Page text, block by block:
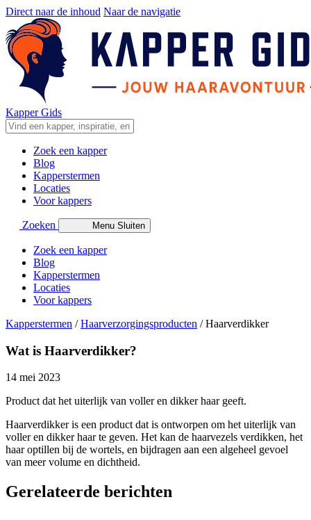
Direct naar de inhoud Naar de navigatie
Kapper Gids
Zoek een kapper
Blog
Kapperstermen
Locaties
Voor kappers
Zoeken Menu Sluiten
Zoek een kapper
Blog
Kapperstermen
Locaties
Voor kappers
Kapperstermen /Haarverzorgingsproducten /Haarverdikker
Wat is Haarverdikker?
14 mei 2023
Product dat het uiterlijk van voller en dikker haar geeft.
Haarverdikker is een product dat is ontworpen om het uiterlijk van
voller en dikker haar te geven. Het kan de haarvezels verdikken, het
haar optillen bij de wortels, en bijdragen aan een algeheel gevoel
van meer volume en dichtheid.
Gerelateerde berichten